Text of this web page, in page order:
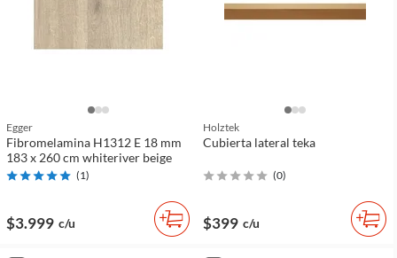
Egger
Fibromelamina H1312 E 18 mm
183 x 260 cm whiteriver beige
(1)
$3.999 c/u
Holztek
Cubierta lateral teka
(0)
$399 c/u